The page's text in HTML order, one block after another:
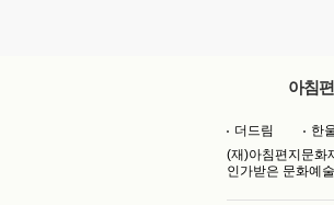
아침
더드림
한
(재)아침편지문화
인가받은 문화예